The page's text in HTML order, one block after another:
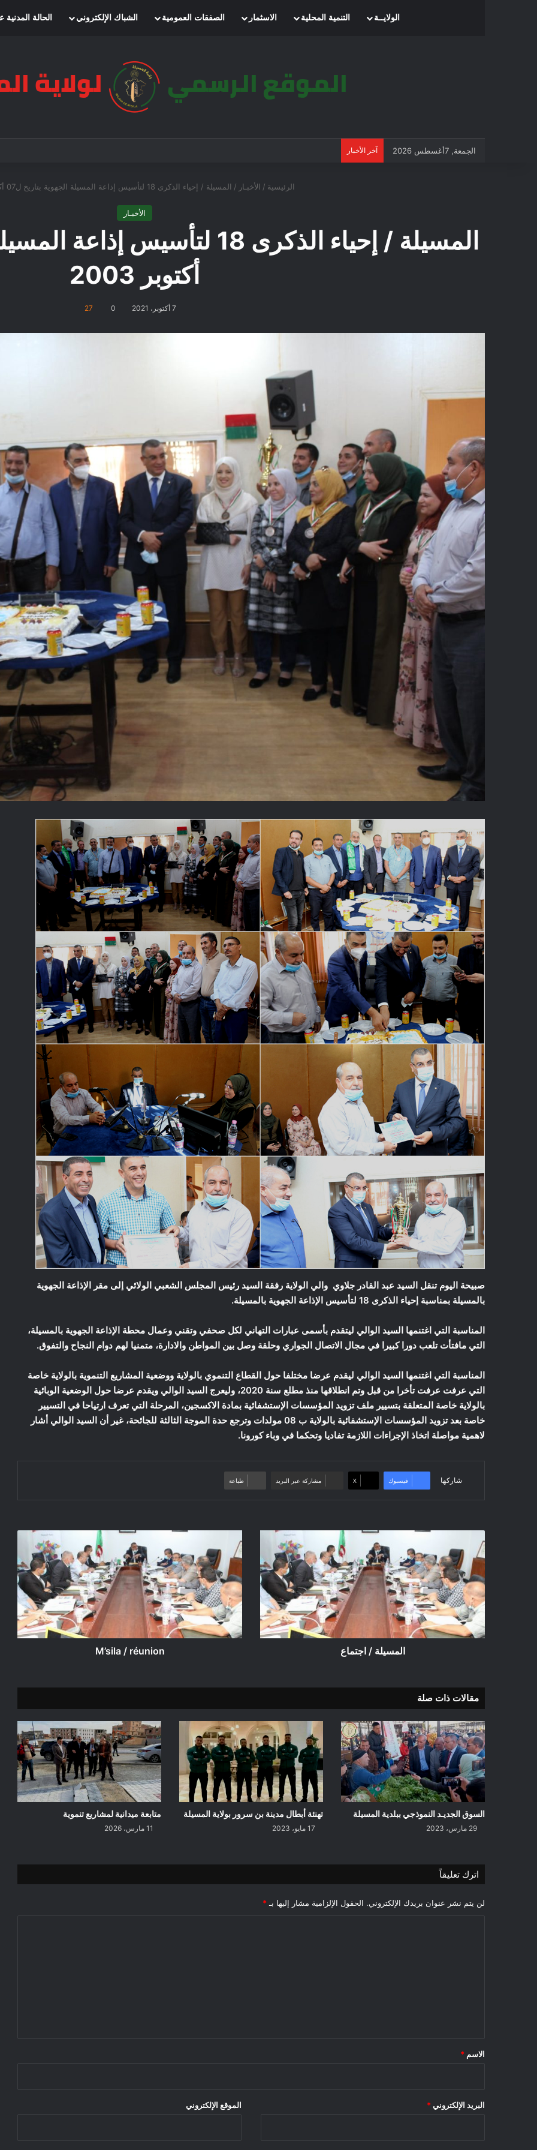
الرئيسيةالولايــة التنمية المحلية الاسثمار الصفقات العمومية الشباك الإلكتروني الحالة
الجمعة, 7أغسطس 2026 آخر الأخبار
الرئيسية / الأخبـار / المسيلة / إحياء الذكرى 18 لتأسيس إذاعة المسيلة الجهوية بتاريخ ل07 أكتوبر 2003
الأخبـار
أكتوبر 2003
7 أكتوبر، 2021 0
27
صبيحة اليوم تنقل السيد عبد القادر جلاوي والي الولاية رفقة السيد رئيس المجلس الشعبي الولائي إلى مقر الإذاعة الجهوية
بالمسيلة بمناسبة إحياء الذكرى 18 لتأسيس الإذاعة الجهوية بالمسيلة.
المناسبة التي اغتنمها السيد الوالي ليتقدم بأسمى عبارات التهاني لكل صحفي وتقني وعمال محطة الإذاعة الجهوية بالمسيلة،
التي مافتأت تلعب دورا كبيرا في مجال الاتصال الجواري وحلقة وصل بين المواطن والادارة، متمنيا لهم دوام النجاح والتفوق.
المناسبة التي اغتنمها السيد الوالي ليقدم عرضا مختلفا حول القطاع التنموي بالولاية ووضعية المشاريع التنموية بالولاية خاصة
التي عرفت عرفت تأخرا من قبل وتم انطلاقها منذ مطلع سنة 2020، وليعرج السيد الوالي ويقدم عرضا حول الوضعية الوبائية
بالولاية خاصة المتعلقة بتسيير ملف تزويد المؤسسات الإستشفائية بمادة الاكسجين، المرحلة التي تعرف ارتياحا في التسيير
خاصة بعد تزويد المؤسسات الإستشفائية بالولاية ب 08 مولدات وترجع حدة الموجة الثالثة للجائحة، غير أن السيد الوالي أشار
لاهمية مواصلة اتخاذ الإجراءات اللازمة تفاديا وتحكما في وباء كورونا.
شاركها فيسبوك ‫X مشاركة عبر البريد طباعة
/
اجتماع
المسيلة / اجتماع
/
réunion
M’sila / réunion
مقالات ذات صلة
السوق الجديـد النموذجي ببلدية المسيلة
29 مارس، 2023
تهنئة أبطال مدينة بن سرور بولاية المسيلة
17 مايو، 2023
متابعة ميدانية لمشاريع تنموية
11 مارس، 2026
اترك تعليقاً
لن يتم نشر عنوان بريدك الإلكتروني. الحقول الإلزامية مشار إليها بـ *
*
الاسم *
البريد الإلكتروني * الموقع الإلكتروني